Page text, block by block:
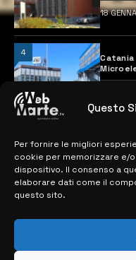
Questo
Per fornire le migliori
cookie per memorizzare e/
dispositivo. Il consenso a
elaborare dati come il
questo sito.
18
4
MAPPA DEL SITO
> NOTIZIE